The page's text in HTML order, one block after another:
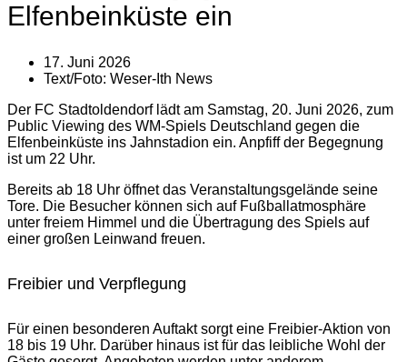
Elfenbeinküste ein
17. Juni 2026
Text/Foto: Weser-Ith News
Der FC Stadtoldendorf lädt am Samstag, 20. Juni 2026, zum
Public Viewing des WM-Spiels Deutschland gegen die
Elfenbeinküste ins Jahnstadion ein. Anpfiff der Begegnung
ist um 22 Uhr.
Bereits ab 18 Uhr öffnet das Veranstaltungsgelände seine
Tore. Die Besucher können sich auf Fußballatmosphäre
unter freiem Himmel und die Übertragung des Spiels auf
einer großen Leinwand freuen.
Freibier und Verpflegung
Für einen besonderen Auftakt sorgt eine Freibier-Aktion von
18 bis 19 Uhr. Darüber hinaus ist für das leibliche Wohl der